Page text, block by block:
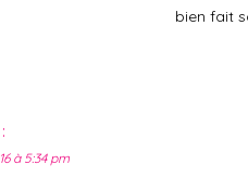
bien fait
à 5:34 pm